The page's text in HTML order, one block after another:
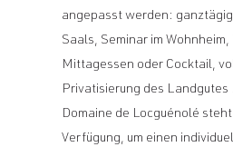
angepasst werden:
Saals, Seminar im Wohnheim,
Mittagessen oder Cocktail,
Privatisierung des Landgutes
Domaine de Locguénolé
Verfügung, um einen